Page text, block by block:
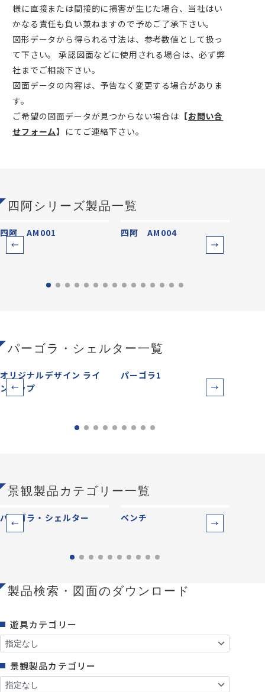
様に直接または間接的に損害が生じた場合、当社はい
かなる責任も負い兼ねますので予めご了承下さい。
図形データから得られる寸法は、参考数値として扱っ
て下さい。 承認図面などに使用される場合は、必ず弊
社までご相談下さい。
図面データの内容は、予告なく変更する場合がありま
す。
ご希望の図面データが見つからない場合は 【お問い合
せフォーム】 にてご連絡下さい。
四阿シリーズ製品一覧
四阿 AM001 四阿 AM004
パーゴラ・シェルター一覧
オリジナルデザイン ライ
ンアップ
パーゴラ1
景観製品カテゴリー一覧
パーゴラ・シェルター ベンチ
製品検索・図面のダウンロード
遊具カテゴリー
景観製品カテゴリー